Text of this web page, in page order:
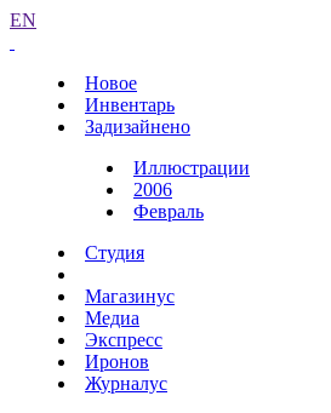
EN
Новое
Инвентарь
Задизайнено
Иллюстрации
2006
Февраль
Студия
Магазинус
Медиа
Экспресс
Иронов
Журналус